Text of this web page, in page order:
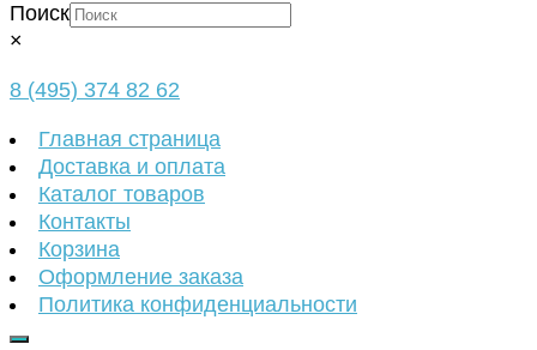
Поиск
×
8 (495) 374 82 62
Главная страница
Доставка и оплата
Каталог товаров
Контакты
Корзина
Оформление заказа
Политика конфиденциальности